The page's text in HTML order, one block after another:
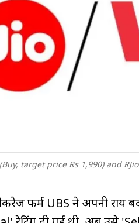
target price Rs 1,990) and
फर्म UBS ने अपनी राय